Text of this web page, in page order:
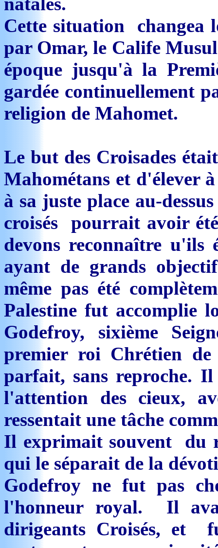
Cette situation changea
par Omar, le Calife
époque jusqu'à la
gardée continuellement
religion de Mahomet.
Le but des Croisades
Mahométans et d'élever
à sa juste place au-
croisés pourrait avoir
devons reconnaître u'ils
ayant de grands
même pas été
Palestine fut accomplie
Godefroy, sixième
premier roi Chrétien
parfait, sans reproche.
l'attention des cieux,
ressentait une tâche
Il exprimait souvent du
qui le séparait de la
Godefroy ne fut pas
l'honneur royal. Il
dirigeants Croisés, et